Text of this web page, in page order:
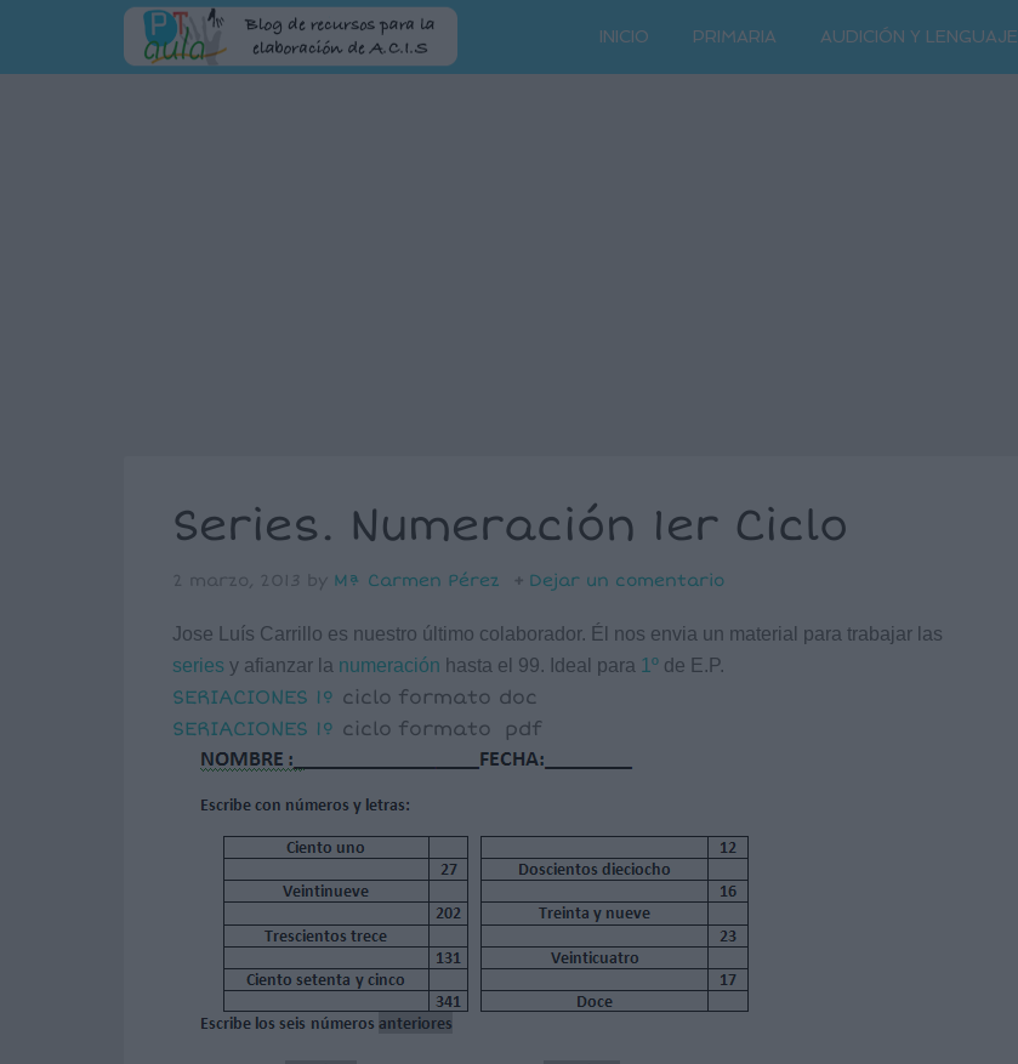
INICIO PRIMARIA AUDICIÓN Y LENGUAJE
Series. Numeración 1er Ciclo
2 marzo, 2013 by Mª Carmen Pérez Dejar un comentario
Jose Luís Carrillo es nuestro último colaborador. Él nos envia un material para trabajar las
series y afianzar la numeración hasta el 99. Ideal para 1º de E.P.
SERIACIONES 1º ciclo formato doc
SERIACIONES 1º ciclo formato pdf